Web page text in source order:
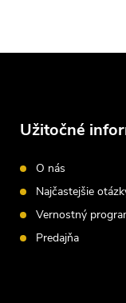
Užitočné
O nás
Najčastejšie
Vernostný
Predajňa